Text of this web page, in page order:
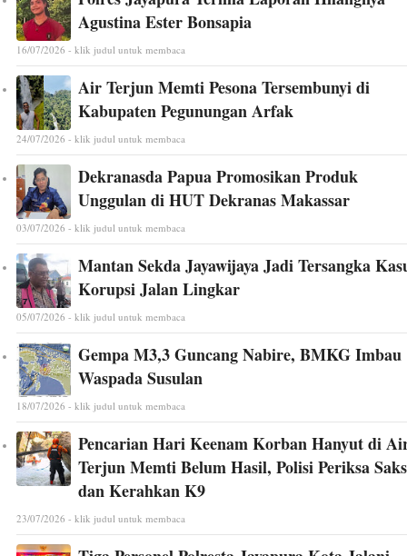
Agustina Ester Bonsapia
16/07/2026 - klik judul untuk membaca
Air Terjun Memti Pesona Tersembunyi di
Kabupaten Pegunungan Arfak
24/07/2026 - klik judul untuk membaca
Dekranasda Papua Promosikan Produk
Unggulan di HUT Dekranas Makassar
03/07/2026 - klik judul untuk membaca
Mantan Sekda Jayawijaya Jadi Tersangka
Korupsi Jalan Lingkar
05/07/2026 - klik judul untuk membaca
Gempa M3,3 Guncang Nabire, BMKG Imbau
Waspada Susulan
18/07/2026 - klik judul untuk membaca
Pencarian Hari Keenam Korban Hanyut di
Terjun Memti Belum Hasil, Polisi Periksa
dan Kerahkan K9
23/07/2026 - klik judul untuk membaca